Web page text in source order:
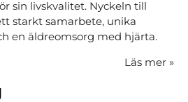
sin livskvalitet. Nyckeln till
starkt samarbete, unika
en äldreomsorg med hjärta.
Läs mer »